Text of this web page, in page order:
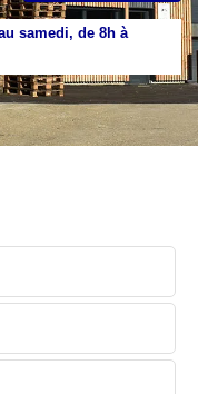
samedi, de 8h à